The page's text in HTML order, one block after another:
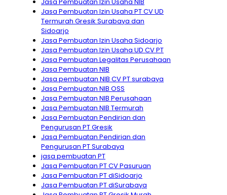
Jasa Pembuatan Izin Usaha PT CV UD
Termurah Gresik Surabaya dan
Sidoarjo
Jasa Pembuatan Izin Usaha Sidoarjo
Jasa Pembuatan Izin Usaha UD CV PT
Jasa Pembuatan Legalitas Perusahaan
Jasa Pembuatan NIB
Jasa pembuatan NIB CV PT surabaya
Jasa Pembuatan NIB OSS
Jasa Pembuatan NIB Perusahaan
Jasa Pembuatan NIB Termurah
Jasa Pembuatan Pendirian dan
Pengurusan PT Gresik
Jasa Pembuatan Pendirian dan
Pengurusan PT Surabaya
jasa pembuatan PT
Jasa Pembuatan PT CV Pasuruan
Jasa Pembuatan PT diSidoarjo
Jasa Pembuatan PT diSurabaya